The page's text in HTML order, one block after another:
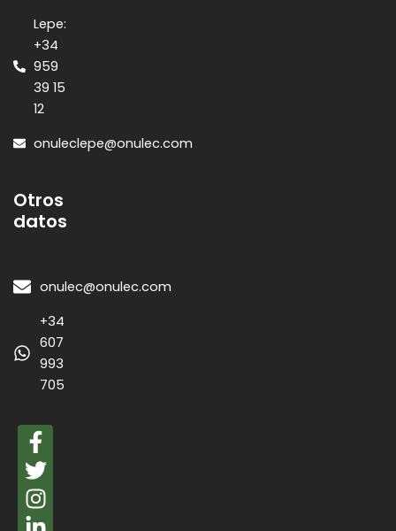
Lepe:
+34
959
39 15
12
onuleclepe@onulec.com
Otros
datos
onulec@onulec.com
+34
607
993
705
F
a
c
e
T
w
i
I
n